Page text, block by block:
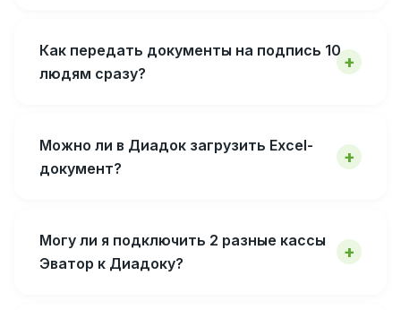
Как передать документы на подпись 10
людям сразу?
Можно ли в Диадок загрузить Excel-
документ?
Могу ли я подключить 2 разные кассы
Эватор к Диадоку?